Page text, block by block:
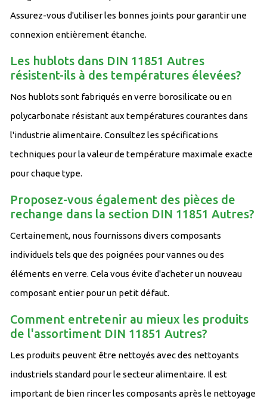
Assurez-vous d'utiliser les bonnes joints pour garantir une
connexion entièrement étanche.
Les hublots dans DIN 11851 Autres
résistent-ils à des températures élevées?
Nos hublots sont fabriqués en verre borosilicate ou en
polycarbonate résistant aux températures courantes dans
l'industrie alimentaire. Consultez les spécifications
techniques pour la valeur de température maximale exacte
pour chaque type.
Proposez-vous également des pièces de
rechange dans la section DIN 11851 Autres?
Certainement, nous fournissons divers composants
individuels tels que des poignées pour vannes ou des
éléments en verre. Cela vous évite d'acheter un nouveau
composant entier pour un petit défaut.
Comment entretenir au mieux les produits
de l'assortiment DIN 11851 Autres?
Les produits peuvent être nettoyés avec des nettoyants
industriels standard pour le secteur alimentaire. Il est
important de bien rincer les composants après le nettoyage